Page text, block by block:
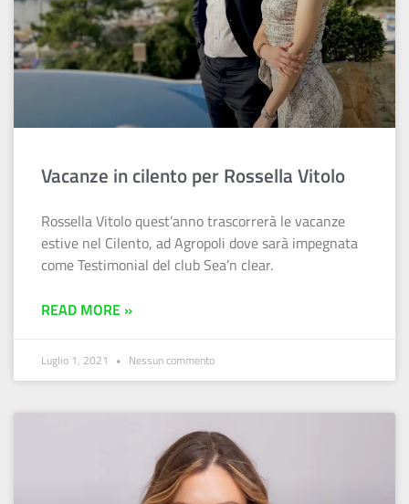
Vacanze in cilento per Rossella Vitolo
Rossella Vitolo quest’anno trascorrerà le vacanze
estive nel Cilento, ad Agropoli dove sarà impegnata
come Testimonial del club Sea’n clear.
READ MORE »
Luglio 1, 2021 Nessun commento